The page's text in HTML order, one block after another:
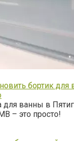
бортик
ванны в
– это просто!